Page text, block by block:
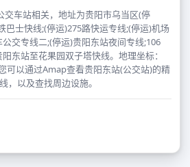
交车站相关，地址为贵阳市乌当区(停
巴士快线;(停运)275路快运专线;(停运)机场
交专线二;(停运)贵阳东站夜间专线;106
东站至花果园双子塔快线。地理坐标：
可以通过Amap查看贵阳东站(公交站)的精
，以及查找周边设施。